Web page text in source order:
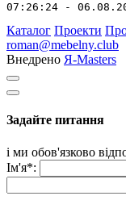
07:26:24 -
Каталог Проекти
roman@mebelny.club
Внедрено Я-Masters
Задайте питання
і ми обов'язково
Ім'я*: